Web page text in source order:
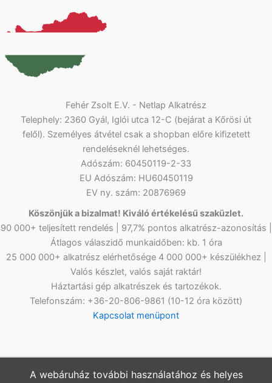
Fehér Zsolt E.V. - Netlap Alkatrész
Telephely: 2360 Gyál, Iglói utca 12-C (bejárat a Kőrösi út
felől). Személyes átvétel csak a shopban előre kifizetett
rendeléseknél lehetséges.
Adószám: 60450119-2-33
EU Adószám: HU60450119
EV ny. szám: 20876969
Köszönjük a bizalmat! Kiváló értékelésű szaküzlet.
90 000+ teljesített rendelés | 97,7% pontos alkatrész-azonosítás |
Átlagos válaszidő munkaidőben: kb. 1 óra
25 000 000+ alkatrész elérhetősége 4 000 000+ készülékhez |
Valós készlet, valós saját raktár!
Háztartási gép alkatrészek és tartozékok.
Telefonszám: +36-20-806-9861 (10-12 óra között)
Kapcsolat menüpont
Copyright © 2026Netlap AlkatrészWebshopunkban az árak
A webáruház további használatához és helyes